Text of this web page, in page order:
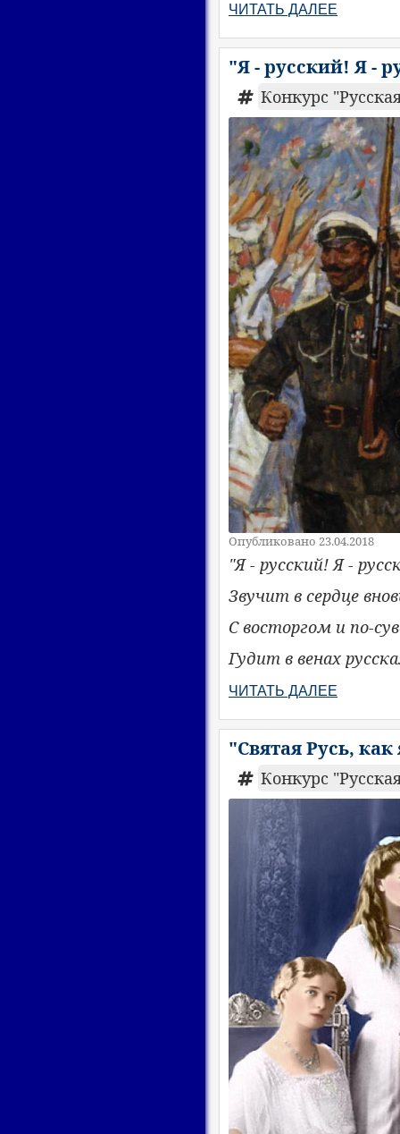
ЧИТАТЬ ДАЛЕЕ
"Я - русский! Я -
Конкурс
Опубликовано 23.04.2018
"Я - русский! Я -
Звучит в сердце
С восторгом и по-
Гудит в венах
ЧИТАТЬ ДАЛЕЕ
"Святая Русь,
Конкурс